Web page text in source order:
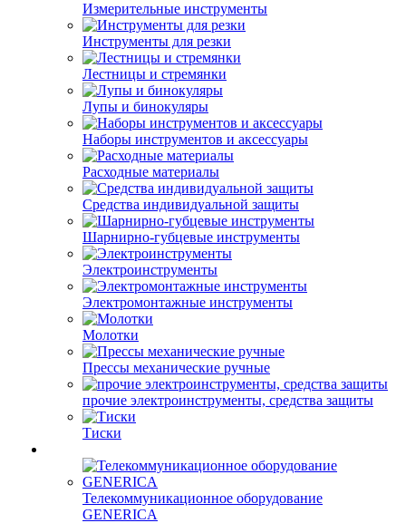
Измерительные инструменты
Инструменты для резки
Лестницы и стремянки
Лупы и бинокуляры
Наборы инструментов и аксессуары
Расходные материалы
Средства индивидуальной защиты
Шарнирно-губцевые инструменты
Электроинструменты
Электромонтажные инструменты
Молотки
Прессы механические ручные
прочие электроинструменты, средства защиты
Тиски
Телекоммуникационное оборудование
GENERICA